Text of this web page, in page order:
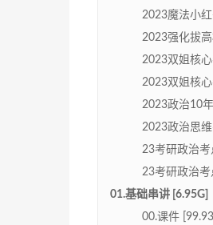
2023魔法小
2023强化拔
2023双姐核
2023双姐核
2023政治10
2023政治思
23考研政治考
23考研政治考
01.基础串讲 [6.95G]
00.课件